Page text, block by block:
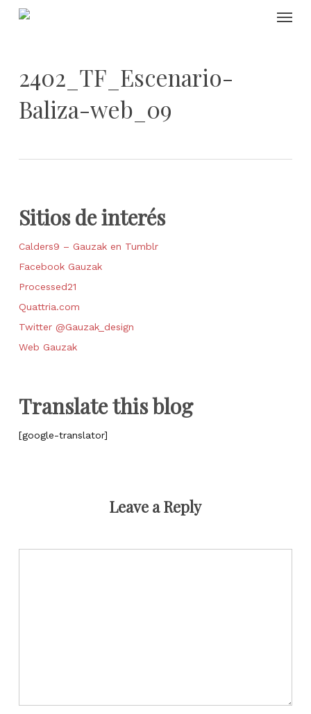
Skip
2402_TF_Escenario-
Baliza-web_09
Sitios de interés
Calders9 – Gauzak en Tumblr
Facebook Gauzak
Processed21
Quattria.com
Twitter @Gauzak_design
Web Gauzak
Translate this blog
[google-translator]
Leave a Reply